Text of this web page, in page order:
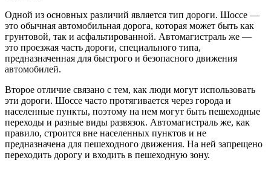
Одной из основных различий является тип дороги. Шоссе —
это обычная автомобильная дорога, которая может быть как
грунтовой, так и асфальтированной. Автомагистраль же —
это проезжая часть дороги, специального типа,
предназначенная для быстрого и безопасного движения
автомобилей.
Второе отличие связано с тем, как люди могут использовать
эти дороги. Шоссе часто протягивается через города и
населенные пункты, поэтому на нем могут быть пешеходные
переходы и разные виды развязок. Автомагистраль же, как
правило, строится вне населенных пунктов и не
предназначена для пешеходного движения. На ней запрещено
переходить дорогу и входить в пешеходную зону.